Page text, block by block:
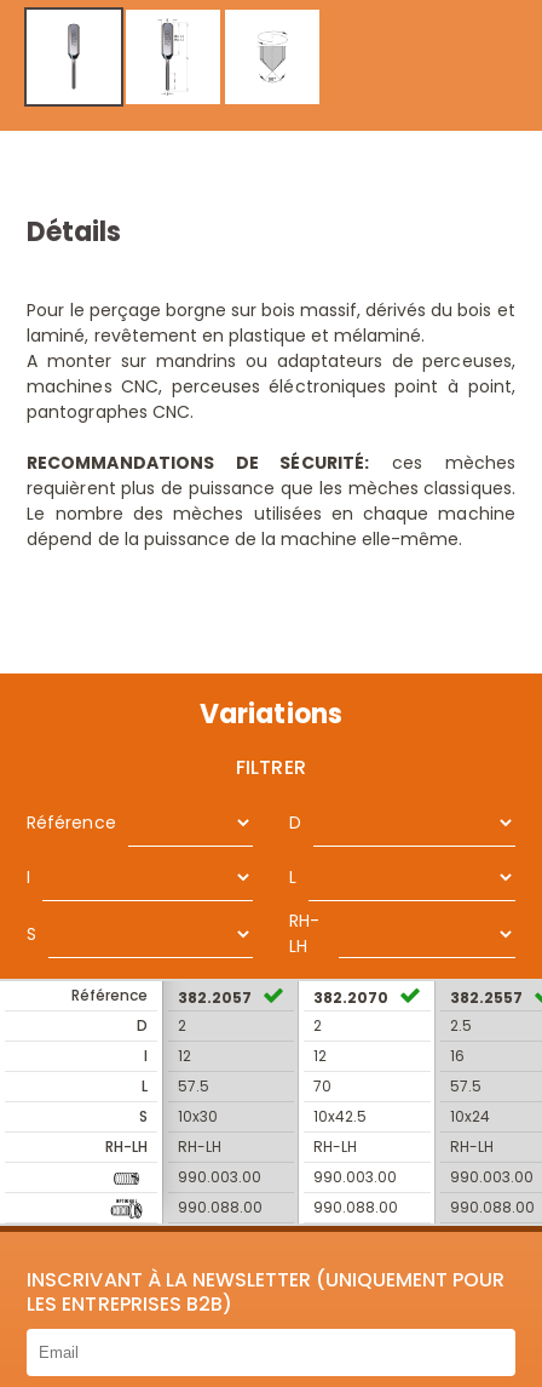
Détails
Pour le perçage borgne sur bois massif, dérivés du bois et
laminé, revêtement en plastique et mélaminé.
A monter sur mandrins ou adaptateurs de perceuses,
machines CNC, perceuses éléctroniques point à point,
pantographes CNC.
RECOMMANDATIONS DE SÉCURITÉ:ces mèches
requièrent plus de puissance que les mèches classiques.
Le nombre des mèches utilisées en chaque machine
dépend de la puissance de la machine elle-même.
Variations
FILTRER
Référence D
I L
S
RH-
LH
Référence
D
I
L
S
RH-LH
382.2057
2
12
57.5
10x30
RH-LH
990.003.00
990.088.00
382.2070
2
12
70
10x42.5
RH-LH
990.003.00
990.088.00
382.2557
2.5
16
57.5
10x24
RH-LH
990.003.00
990.088.00
INSCRIVANT À LA NEWSLETTER (UNIQUEMENT POUR
LES ENTREPRISES B2B)